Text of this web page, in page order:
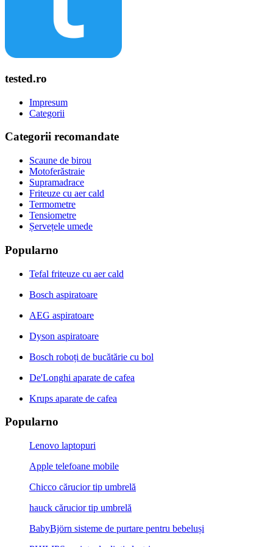
tested.ro
Impresum
Categorii
Categorii recomandate
Scaune de birou
Motoferăstraie
Supramadrace
Friteuze cu aer cald
Termometre
Tensiometre
Șervețele umede
Popularno
Tefal friteuze cu aer cald
Bosch aspiratoare
AEG aspiratoare
Dyson aspiratoare
Bosch roboți de bucătărie cu bol
De'Longhi aparate de cafea
Krups aparate de cafea
Popularno
Lenovo laptopuri
Apple telefoane mobile
Chicco cărucior tip umbrelă
hauck cărucior tip umbrelă
BabyBjörn sisteme de purtare pentru bebeluși